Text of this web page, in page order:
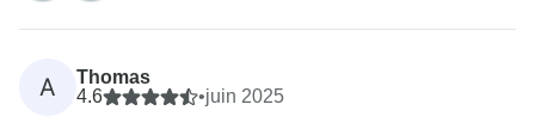
A
Thomas
4.6
•juin 2025